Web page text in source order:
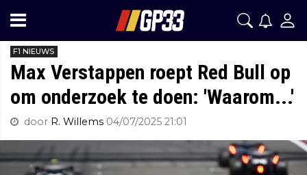
F1 NIEUWS
Max Verstappen roept Red Bull op
om onderzoek te doen: 'Waarom...'
door R. Willems 04/07/2025 21:01